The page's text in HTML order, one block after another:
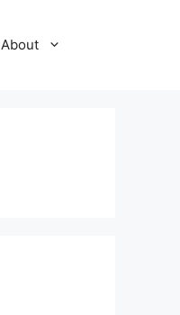
About